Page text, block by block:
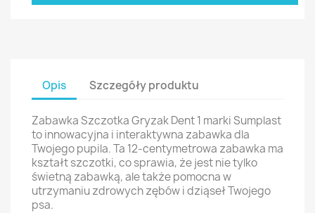
Opis Szczegóły produktu
Zabawka Szczotka Gryzak Dent 1 marki Sumplast
to innowacyjna i interaktywna zabawka dla
Twojego pupila. Ta 12-centymetrowa zabawka ma
kształt szczotki, co sprawia, że jest nie tylko
świetną zabawką, ale także pomocna w
utrzymaniu zdrowych zębów i dziąseł Twojego
psa.